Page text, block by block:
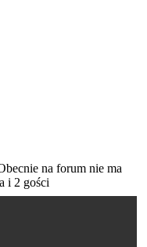
na forum nie ma
i 2 gości